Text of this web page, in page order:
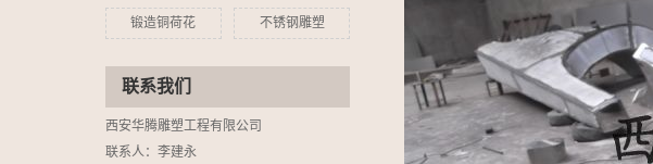
锻造铜荷花 不锈钢雕塑
联系我们
西安华腾雕塑工程有限公司
联系人：李建永